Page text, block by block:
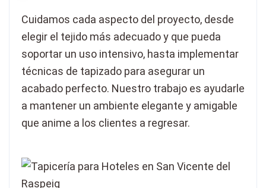
Cuidamos cada aspecto del proyecto, desde
elegir el tejido más adecuado y que pueda
soportar un uso intensivo, hasta implementar
técnicas de tapizado para asegurar un
acabado perfecto. Nuestro trabajo es ayudarle
a mantener un ambiente elegante y amigable
que anime a los clientes a regresar.